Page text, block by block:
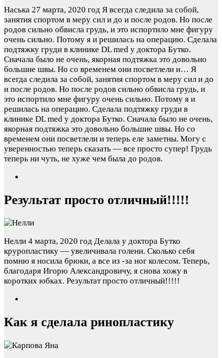
Наська 27 марта, 2020 год Я всегда следила за собой,
занятия спортом в меру сил и до и после родов. Но после
родов сильно обвисла грудь, и это испортило мне фигуру
очень сильно. Потому я и решилась на операцию. Сделала
подтяжку груди в клинике DL med у доктора Бутко.
Сначала было не очень, якорная подтяжка это довольно
большие швы. Но со временем они посветлели и… Я
всегда следила за собой, занятия спортом в меру сил и до
и после родов. Но после родов сильно обвисла грудь, и
это испортило мне фигуру очень сильно. Потому я и
решилась на операцию. Сделала подтяжку груди в
клинике DL med у доктора Бутко. Сначала было не очень,
якорная подтяжка это довольно большие швы. Но со
временем они посветлели и теперь еле заметны. Могу с
уверенностью теперь сказать — все просто супер! Грудь
теперь ни чуть, не хуже чем была до родов.
Результат просто отличный!!!!!
Нелли 4 марта, 2020 год Делала у доктора Бутко
круропластику — увеличивала голени. Сколько себя
помню я носила брюки, а все из -за ног колесом. Теперь,
благодаря Игорю Александровичу, я снова хожу в
коротких юбках. Результат просто отличный!!!!!
Как я сделала ринопластику